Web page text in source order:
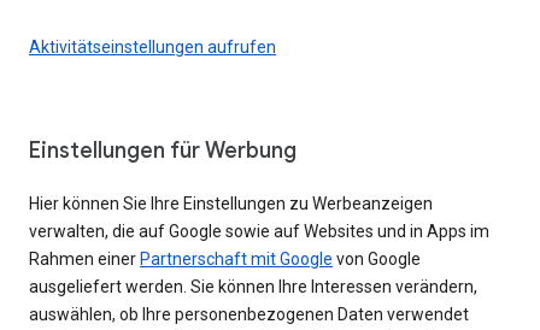
Aktivitätseinstellungen aufrufen
Einstellungen für Werbung
Hier können Sie Ihre Einstellungen zu Werbeanzeigen
verwalten, die auf Google sowie auf Websites und in Apps im
Rahmen einer Partnerschaft mit Google von Google
ausgeliefert werden. Sie können Ihre Interessen verändern,
auswählen, ob Ihre personenbezogenen Daten verwendet